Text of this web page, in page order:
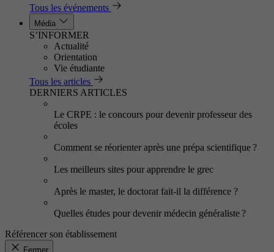
Tous les événements
Média
S’INFORMER
Actualité
Orientation
Vie étudiante
Tous les articles
DERNIERS ARTICLES
Le CRPE : le concours pour devenir professeur des
écoles
Comment se réorienter après une prépa scientifique ?
Les meilleurs sites pour apprendre le grec
Après le master, le doctorat fait-il la différence ?
Quelles études pour devenir médecin généraliste ?
Référencer son établissement
Fermer